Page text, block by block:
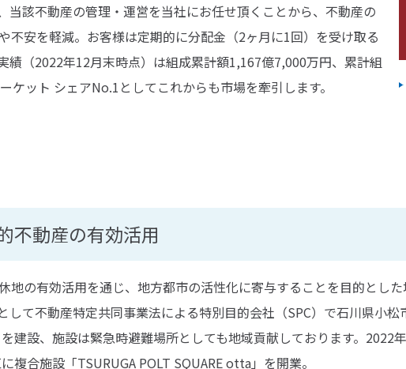
当該不動産の管理・運営を当社にお任せ頂くことから、不動産の
不安を軽減。お客様は定期的に分配金（2ヶ月に1回）を受け取る
績（2022年12月末時点）は組成累計額1,167億7,000万円、累計組
ケット シェアNo.1としてこれからも市場を牽引します。
不動産の有効活用
地の有効活用を通じ、地方都市の活性化に寄与することを目的とし
して不動産特定共同事業法による特別目的会社（SPC）で石川県小
を建設、施設は緊急時避難場所としても地域貢献しております。
複合施設「TSURUGA POLT SQUARE otta」を開業。